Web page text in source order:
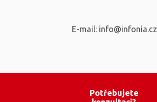
E-mail: info@infonia.cz
Potřebujete